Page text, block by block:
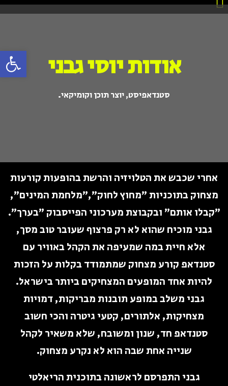
אודות יוסי גבני
סטנדאפיסט, יוצר תוכן וקומיקאי.
אחרי שכבש את הטלויזיה והרשת בהופעות קורעות
מצחוק בתוכניות "מחוץ לחוק","מלחמת המינים",
"קבלו אותם" ובקבוצת מערכוני הפייסבוק "בערך".
גבני מוכיח שהוא לא רק פרצוף שעובר טוב מסך,
אלא חיית במה שמעיפה את הקהל באוויר עם
סטנדאפ קורע מצחוק שמתמודד בקלות על הזכות
להיות אחד המופעים המצחיקים ביותר בישראל.
גבני משלב במופע תובנות מבריקות, דמויות
מצחיקות, אלתורים, קטעי גיטרה והכי חשוב
סטנדאפ חד, שנון ומשובח, שלא משאיר לקהל
שנייה אחת שבה הוא לא נקרע מצחוק.
גבני התפרסם לראשונה בתוכנית הריאלטי
פתח